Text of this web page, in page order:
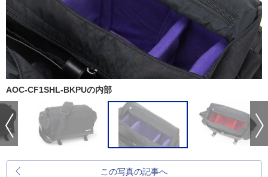
AOC-CF1SHL-BKPUの内部
この写真の記事へ